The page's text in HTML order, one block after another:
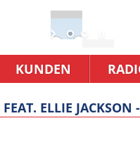
KUNDEN
ELLIE JACKSON